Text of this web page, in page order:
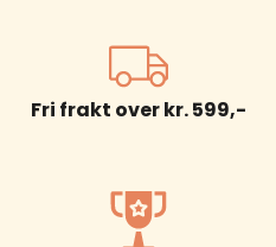
Fri frakt over kr. 599,-